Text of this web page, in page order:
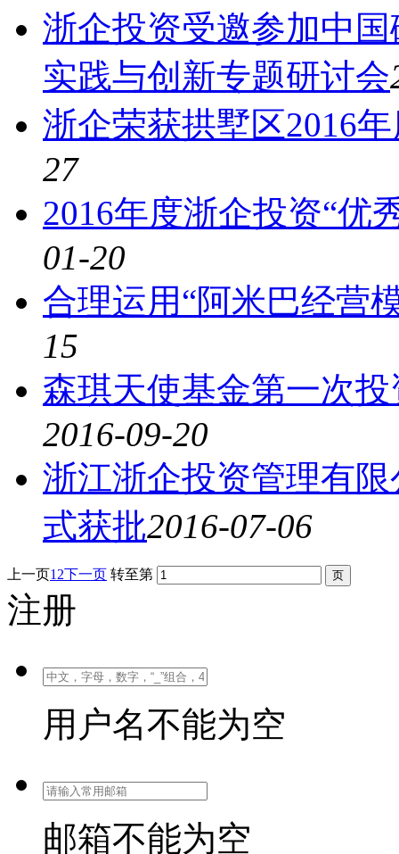
浙企投资受邀参加中
实践与创新专题研讨会
浙企荣获拱墅区2016
27
2016年度浙企投资“优
01-20
合理运用“阿米巴经营
15
森琪天使基金第一次
2016-09-20
浙江浙企投资管理有
式获批2016-07-06
上一页1 2下一页 转至第
注册
用户名不能为空
邮箱不能为空